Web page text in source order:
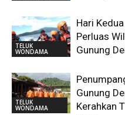
TELUK
WONDAMA
Hari
Perluas
Gunung
TELUK
WONDAMA
Gunung
Kerahkan